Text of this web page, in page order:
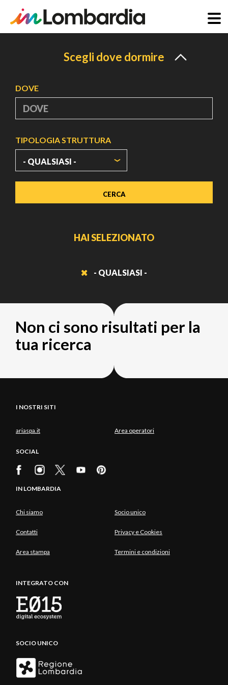
Scegli dove dormire
DOVE
TIPOLOGIA STRUTTURA
HAI SELEZIONATO
- QUALSIASI -
Non ci sono risultati per la
tua ricerca
I NOSTRI SITI
ariaspa.it Area operatori
SOCIAL
IN LOMBARDIA
Chi siamo Socio unico
Contatti Privacy e Cookies
Area stampa Termini e condizioni
INTEGRATO CON
SOCIO UNICO